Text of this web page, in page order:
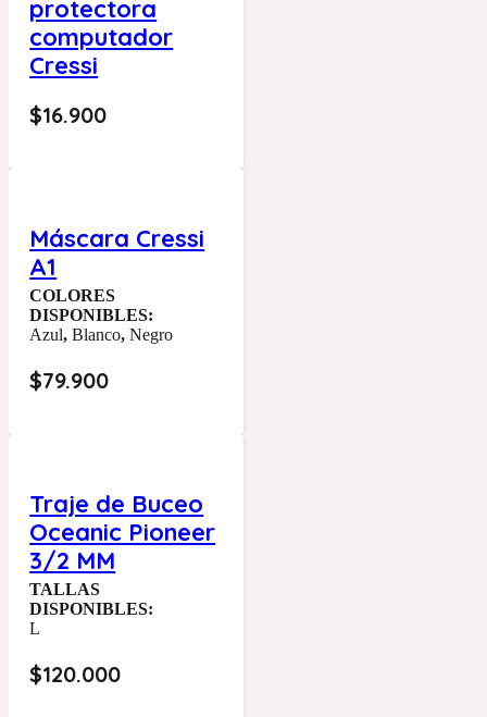
protectora
computador
Cressi
$16.900
Máscara Cressi
A1
COLORES
DISPONIBLES:
Azul,Blanco,Negro
$79.900
Traje de Buceo
Oceanic Pioneer
3/2 MM
TALLAS
DISPONIBLES:
L
$120.000